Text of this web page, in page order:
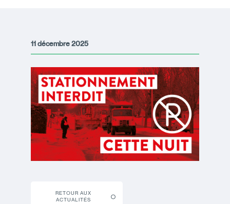
11 décembre 2025
RETOUR AUX
ACTUALITÉS